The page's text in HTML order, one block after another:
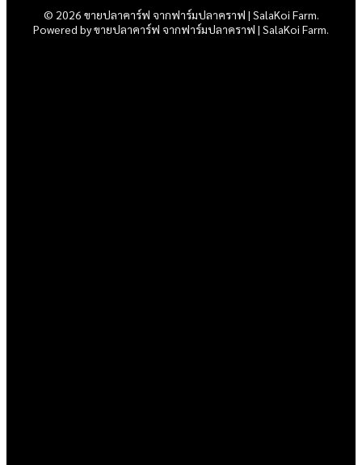
© 2026 ขายปลาคาร์ฟ จากฟาร์มปลาคราฟ | SalaKoi Farm.
Powered by ขายปลาคาร์ฟ จากฟาร์มปลาคราฟ | SalaKoi Farm.